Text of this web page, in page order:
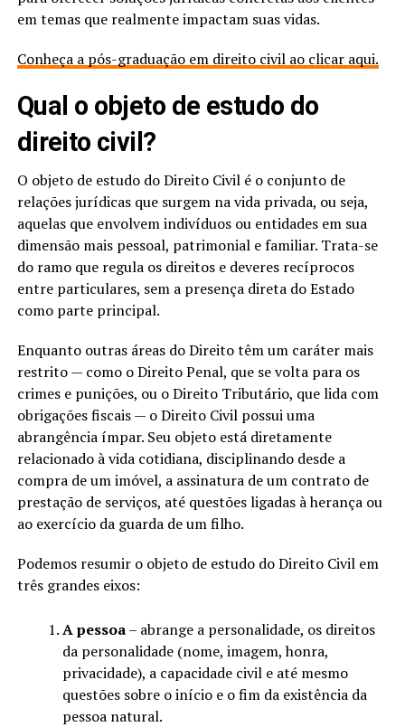
em temas que realmente impactam suas vidas.
Conheça a pós-graduação em direito civil ao clicar aqui.
Qual o objeto de estudo do
direito civil?
O objeto de estudo do Direito Civil é o conjunto de
relações jurídicas que surgem na vida privada, ou seja,
aquelas que envolvem indivíduos ou entidades em sua
dimensão mais pessoal, patrimonial e familiar. Trata-se
do ramo que regula os direitos e deveres recíprocos
entre particulares, sem a presença direta do Estado
como parte principal.
Enquanto outras áreas do Direito têm um caráter mais
restrito — como o Direito Penal, que se volta para os
crimes e punições, ou o Direito Tributário, que lida com
obrigações fiscais — o Direito Civil possui uma
abrangência ímpar. Seu objeto está diretamente
relacionado à vida cotidiana, disciplinando desde a
compra de um imóvel, a assinatura de um contrato de
prestação de serviços, até questões ligadas à herança ou
ao exercício da guarda de um filho.
Podemos resumir o objeto de estudo do Direito Civil em
três grandes eixos:
A pessoa– abrange a personalidade, os direitos
da personalidade (nome, imagem, honra,
privacidade), a capacidade civil e até mesmo
questões sobre o início e o fim da existência da
pessoa natural.